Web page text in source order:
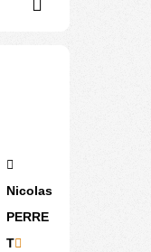
Nicolas
PERRE
T